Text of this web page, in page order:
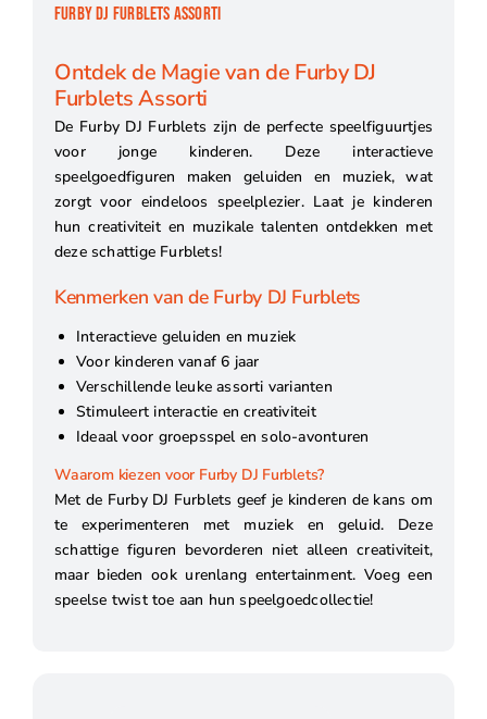
FURBY DJ FURBLETS ASSORTI
Ontdek de Magie van de Furby DJ
Furblets Assorti
De Furby DJ Furblets zijn de perfecte speelfiguurtjes
voor jonge kinderen. Deze interactieve
speelgoedfiguren maken geluiden en muziek, wat
zorgt voor eindeloos speelplezier. Laat je kinderen
hun creativiteit en muzikale talenten ontdekken met
deze schattige Furblets!
Kenmerken van de Furby DJ Furblets
Interactieve geluiden en muziek
Voor kinderen vanaf 6 jaar
Verschillende leuke assorti varianten
Stimuleert interactie en creativiteit
Ideaal voor groepsspel en solo-avonturen
Waarom kiezen voor Furby DJ Furblets?
Met de Furby DJ Furblets geef je kinderen de kans om
te experimenteren met muziek en geluid. Deze
schattige figuren bevorderen niet alleen creativiteit,
maar bieden ook urenlang entertainment. Voeg een
speelse twist toe aan hun speelgoedcollectie!